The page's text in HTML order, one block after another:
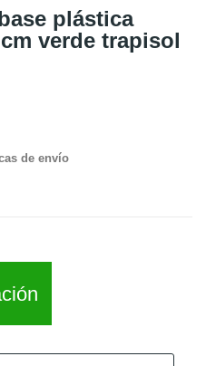
plástica
verde trapisol
de envío